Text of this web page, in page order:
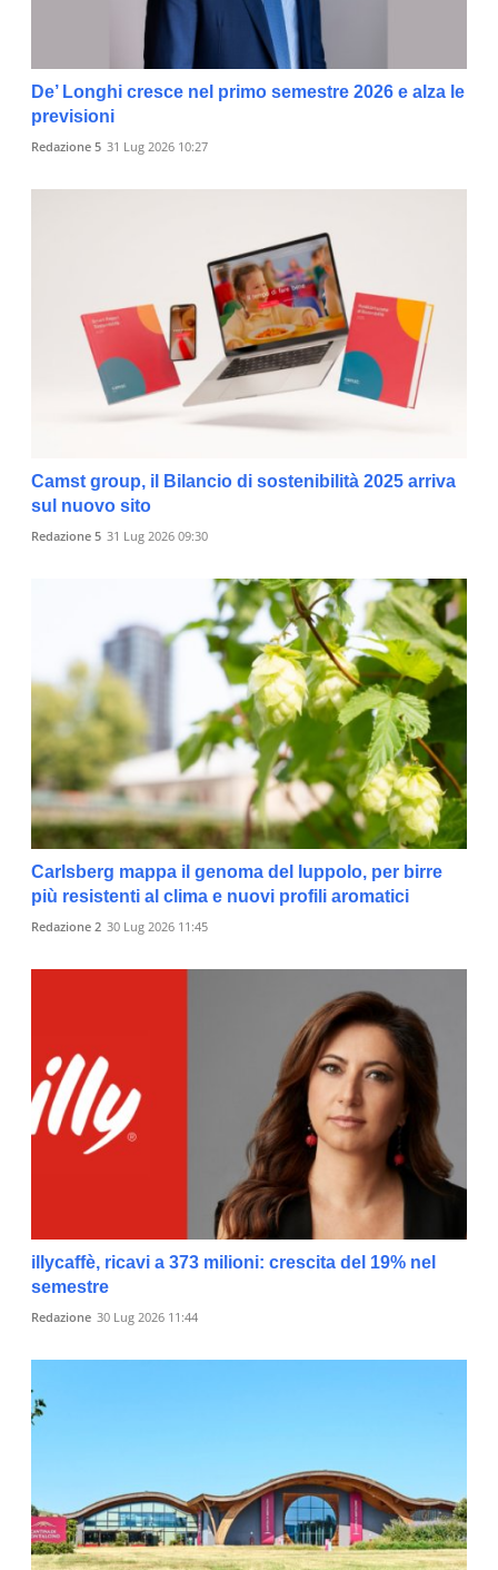
De’ Longhi cresce nel primo semestre 2026 e alza le
previsioni
Redazione 5 31 Lug 2026 10:27
Camst group, il Bilancio di sostenibilità 2025 arriva
sul nuovo sito
Redazione 5 31 Lug 2026 09:30
Carlsberg mappa il genoma del luppolo, per birre
più resistenti al clima e nuovi profili aromatici
Redazione 2 30 Lug 2026 11:45
illycaffè, ricavi a 373 milioni: crescita del 19% nel
semestre
Redazione 30 Lug 2026 11:44